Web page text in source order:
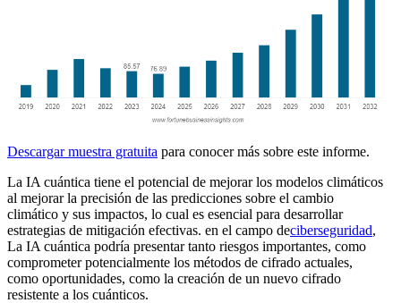
Descargar muestra gratuita para conocer más sobre este informe.
La IA cuántica tiene el potencial de mejorar los modelos climáticos
al mejorar la precisión de las predicciones sobre el cambio
climático y sus impactos, lo cual es esencial para desarrollar
estrategias de mitigación efectivas. en el campo deciberseguridad,
La IA cuántica podría presentar tanto riesgos importantes, como
comprometer potencialmente los métodos de cifrado actuales,
como oportunidades, como la creación de un nuevo cifrado
resistente a los cuánticos.